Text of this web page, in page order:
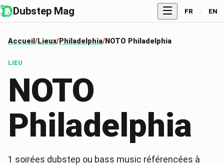
Dubstep Mag FR / EN
Accueil Lieux Philadelphia NOTO Philadelphia
LIEU
NOTO
Philadelphia
1 soirées dubstep ou bass music référencées à